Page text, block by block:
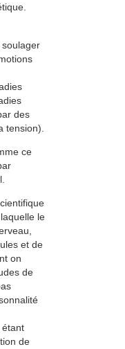
des
tension).
ce
le
et de
on
de
étant
de